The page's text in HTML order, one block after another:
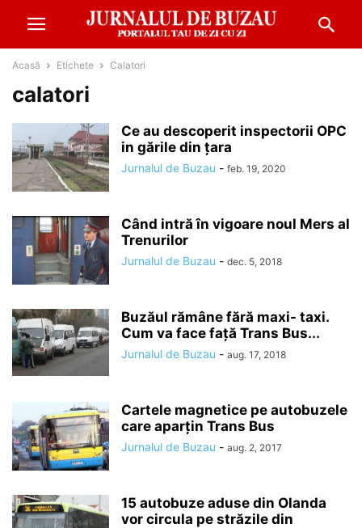
Acasă Etichete Calatori
calatori
Ce au descoperit inspectorii OPC
in gările din țara
Jurnalul de Buzau - feb. 19, 2020
Când intră în vigoare noul Mers al
Trenurilor
Jurnalul de Buzau - dec. 5, 2018
Buzăul rămâne fără maxi- taxi.
Cum va face față Trans Bus...
Jurnalul de Buzau - aug. 17, 2018
Cartele magnetice pe autobuzele
care aparțin Trans Bus
Jurnalul de Buzau - aug. 2, 2017
15 autobuze aduse din Olanda
vor circula pe străzile din